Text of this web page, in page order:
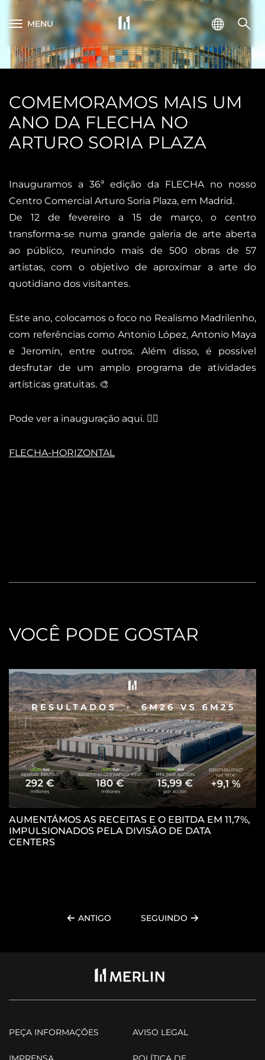
MENU
COMEMORAMOS MAIS UM
ANO DA FLECHA NO
ARTURO SORIA PLAZA
Inauguramos a 36ª edição da FLECHA no nosso
Centro Comercial Arturo Soria Plaza, em Madrid.
De 12 de fevereiro a 15 de março, o centro
transforma-se numa grande galeria de arte aberta
ao público, reunindo mais de 500 obras de 57
artistas, com o objetivo de aproximar a arte do
quotidiano dos visitantes.
Este ano, colocamos o foco no Realismo Madrilenho,
com referências como Antonio López, Antonio Maya
e Jeromín, entre outros. Além disso, é possível
desfrutar de um amplo programa de atividades
artísticas gratuitas. 🎨​
Pode ver a inauguração aqui. 👇🏻
FLECHA-HORIZONTAL
VOCÊ PODE GOSTAR
AUMENTÁMOS AS RECEITAS E O EBITDA EM 11,7%,
IMPULSIONADOS PELA DIVISÃO DE DATA
CENTERS
ANTIGO SEGUINDO
PEÇA INFORMAÇÕES AVISO LEGAL